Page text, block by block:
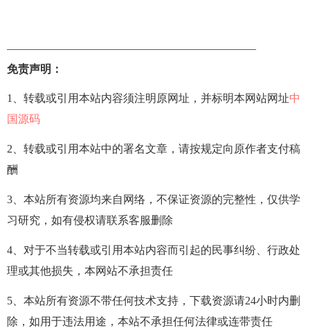
——————————————————————–
免责声明：
1、转载或引用本站内容须注明原网址，并标明本网站网址中
国源码
2、转载或引用本站中的署名文章，请按规定向原作者支付稿
酬
3、本站所有资源均来自网络，不保证资源的完整性，仅供学
习研究，如有侵权请联系客服删除
4、对于不当转载或引用本站内容而引起的民事纠纷、行政处
理或其他损失，本网站不承担责任
5、本站所有资源不带任何技术支持，下载资源请24小时内删
除，如用于违法用途，本站不承担任何法律或连带责任